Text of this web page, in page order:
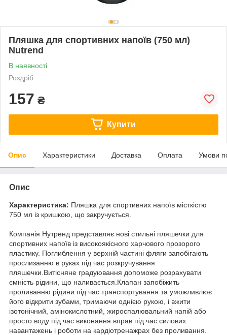
Пляшка для спортивних напоїв (750 мл)
Nutrend
В наявності
Роздріб
157 ₴
Купити
Опис Характеристики Доставка Оплата Умови
Опис
Характеристика: Пляшка для спортивних напоїв місткістю
750 мл із кришкою, що закручується.
Компанія Нутренд представляє нові стильні пляшечки для
спортивних напоїв із високоякісного харчового прозорого
пластику. Поглиблення у верхній частині фляги запобігають
прослизанню в руках під час розкручування
пляшечки.Витісняне градуювання допоможе розрахувати
ємність рідини, що наливається.Клапан запобіжить
проливанню рідини під час транспортування та уможливлює
його відкрити зубами, тримаючи однією рукою, і вжити
ізотонічний, амінокислотний, жироспалювальний напій або
просто воду під час виконання вправ під час силових
навантажень і роботи на кардіотренажрах без проливання.